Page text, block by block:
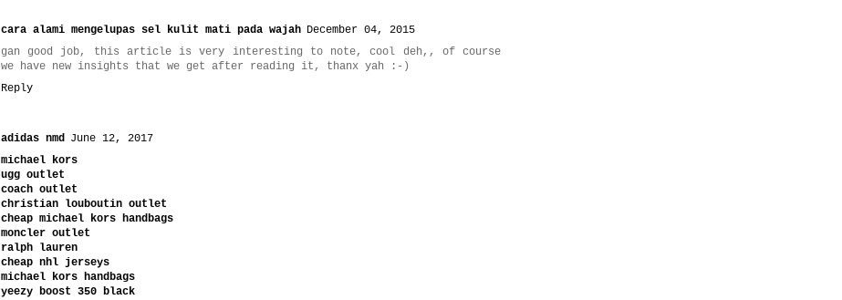
cara alami mengelupas sel kulit mati pada wajah December 04, 2015
gan good job, this article is very interesting to note, cool deh,, of course
we have new insights that we get after reading it, thanx yah :-)
Reply
adidas nmd June 12, 2017
michael kors
ugg outlet
coach outlet
christian louboutin outlet
cheap michael kors handbags
moncler outlet
ralph lauren
cheap nhl jerseys
michael kors handbags
yeezy boost 350 black